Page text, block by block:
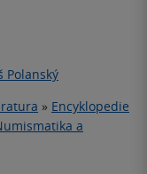
Polanský
» Encyklopedie
a